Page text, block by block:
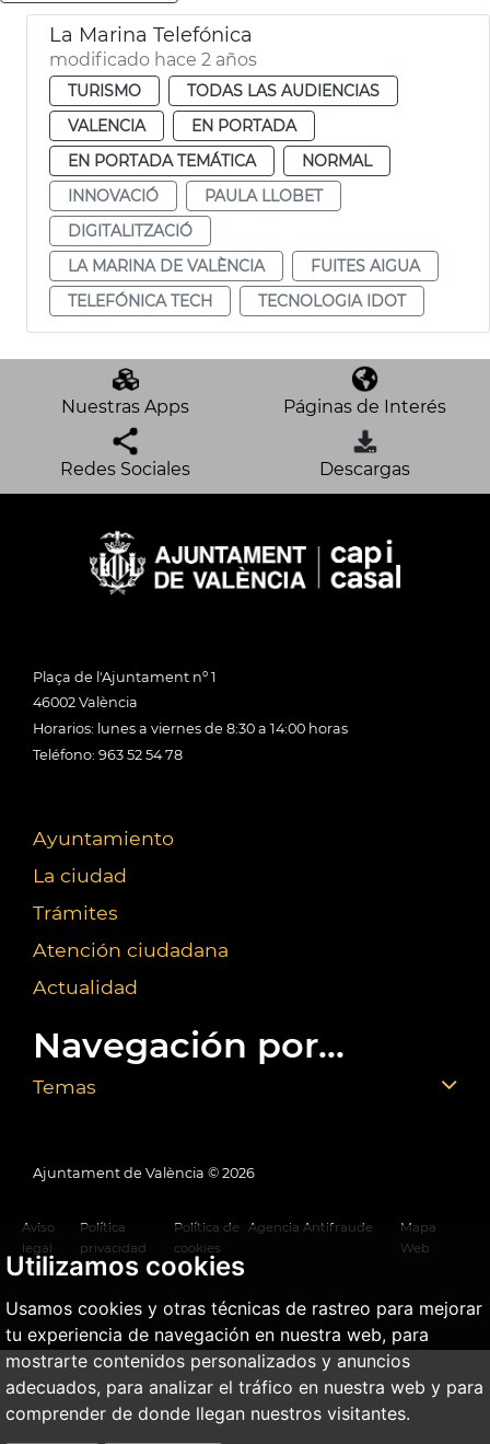
Utilizamos cookies
Usamos cookies y otras técnicas de rastreo para mejorar
tu experiencia de navegación en nuestra web, para
mostrarte contenidos personalizados y anuncios
adecuados, para analizar el tráfico en nuestra web y para
comprender de donde llegan nuestros visitantes.
La Marina Telefónica
modificado hace 2 años
TURISMO
TODAS LAS AUDIENCIAS
VALENCIA
EN PORTADA
EN PORTADA TEMÁTICA
NORMAL
INNOVACIÓ
PAULA LLOBET
DIGITALITZACIÓ
LA MARINA DE VALÈNCIA
FUITES AIGUA
TELEFÓNICA TECH
TECNOLOGIA IDOT
Nuestras Apps Páginas de Interés
Redes Sociales Descargas
Plaça de l'Ajuntament nº 1
46002 València
Horarios: lunes a viernes de 8:30 a 14:00 horas
Teléfono: 963 52 54 78
Ayuntamiento
La ciudad
Trámites
Atención ciudadana
Actualidad
Navegación por...
Temas
Ajuntament de València © 2026
Aviso
legal
Política
privacidad
Política de
cookies
Agencia Antifraude
Mapa
Web